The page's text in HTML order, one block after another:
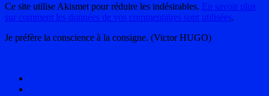
Ce site utilise Akismet pour réduire les indésirables. En savoir plus
sur comment les données de vos commentaires sont utilisées.
Je préfère la conscience à la consigne. (Victor HUGO)